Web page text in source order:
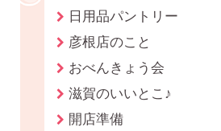
日用品パントリー
彦根店のこと
おべんきょう会
滋賀のいいとこ♪
開店準備